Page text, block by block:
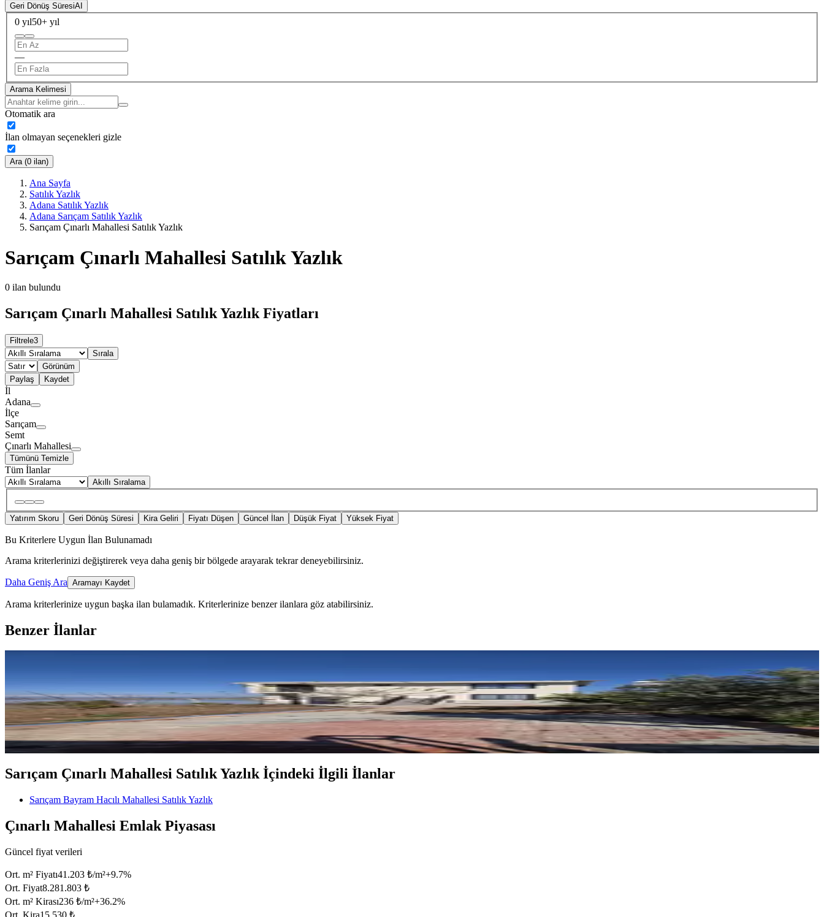
Geri Dönüş SüresiAI
0 yıl50+ yıl
—
Arama Kelimesi
Otomatik ara
İlan olmayan seçenekleri gizle
Ara (0 ilan)
Ana Sayfa
Satılık Yazlık
Adana Satılık Yazlık
Adana Sarıçam Satılık Yazlık
Sarıçam Çınarlı Mahallesi Satılık Yazlık
Sarıçam Çınarlı Mahallesi Satılık Yazlık
0 ilan bulundu
Sarıçam Çınarlı Mahallesi Satılık Yazlık Fiyatları
Filtrele3
Sırala
Görünüm
Paylaş
Kaydet
İl
Adana
İlçe
Sarıçam
Semt
Çınarlı Mahallesi
Tümünü Temizle
Tüm İlanlar
Akıllı Sıralama
Yatırım Skoru Geri Dönüş Süresi Kira Geliri Fiyatı Düşen Güncel İlan Düşük Fiyat Yüksek Fiyat
Bu Kriterlere Uygun İlan Bulunamadı
Arama kriterlerinizi değiştirerek veya daha geniş bir bölgede arayarak tekrar deneyebilirsiniz.
Daha Geniş Ara Aramayı Kaydet
Arama kriterlerinize uygun başka ilan bulamadık. Kriterlerinize benzer ilanlara göz atabilirsiniz.
Benzer İlanlar
Sarıçam, Bayram Hacılı Mahallesi
1+1·280 m²·Müstakil·17.08.2025
3.650.000 ₺ Geri Dönüş: 18 yıl
Abdülselam Ülez
Ara
Sarıçam Çınarlı Mahallesi Satılık Yazlık İçindeki İlgili İlanlar
Sarıçam Bayram Hacılı Mahallesi Satılık Yazlık
Çınarlı Mahallesi Emlak Piyasası
Güncel fiyat verileri
Ort. m² Fiyatı41.203 ₺/m²+9.7%
Ort. Fiyat8.281.803 ₺
Ort. m² Kirası236 ₺/m²+36.2%
Ort. Kira15.530 ₺